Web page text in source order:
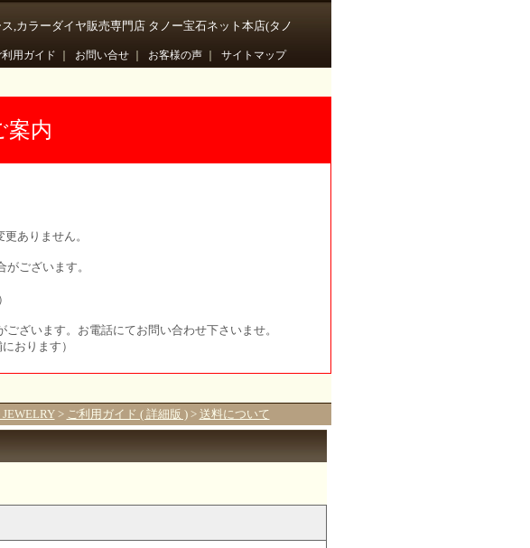
,カラーダイヤ販売専門店 タノー宝石ネット本店(タノ
利用ガイド お問い合せ｜ お客様の声｜ サイトマップ
案内
ありません。
ございます。
）
ざいます。お電話にてお問い合わせ下さいませ。
おります）
> ご利用ガイド ( 詳細版 )> 送料について